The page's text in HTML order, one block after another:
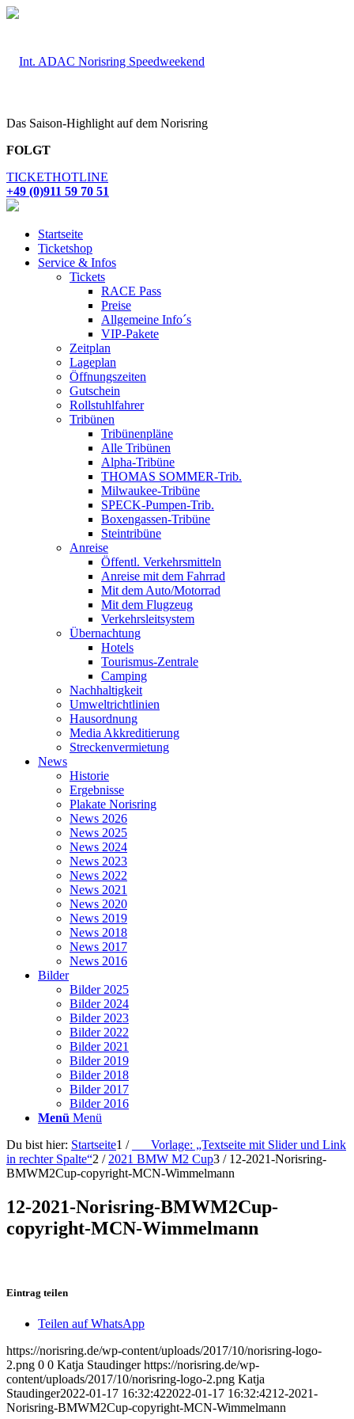
Das Saison-Highlight auf dem Norisring
FOLGT
TICKETHOTLINE
+49 (0)911 59 70 51
Startseite
Ticketshop
Service & Infos
Tickets
RACE Pass
Preise
Allgemeine Info´s
VIP-Pakete
Zeitplan
Lageplan
Öffnungszeiten
Gutschein
Rollstuhlfahrer
Tribünen
Tribünenpläne
Alle Tribünen
Alpha-Tribüne
THOMAS SOMMER-Trib.
Milwaukee-Tribüne
SPECK-Pumpen-Trib.
Boxengassen-Tribüne
Steintribüne
Anreise
Öffentl. Verkehrsmitteln
Anreise mit dem Fahrrad
Mit dem Auto/Motorrad
Mit dem Flugzeug
Verkehrsleitsystem
Übernachtung
Hotels
Tourismus-Zentrale
Camping
Nachhaltigkeit
Umweltrichtlinien
Hausordnung
Media Akkreditierung
Streckenvermietung
News
Historie
Ergebnisse
Plakate Norisring
News 2026
News 2025
News 2024
News 2023
News 2022
News 2021
News 2020
News 2019
News 2018
News 2017
News 2016
Bilder
Bilder 2025
Bilder 2024
Bilder 2023
Bilder 2022
Bilder 2021
Bilder 2019
Bilder 2018
Bilder 2017
Bilder 2016
Menü Menü
Du bist hier: Startseite1 /
___Vorlage: „Textseite mit Slider und Link
in rechter Spalte“2 / 2021 BMW M2 Cup3 / 12-2021-Norisring-
BMWM2Cup-copyright-MCN-Wimmelmann
12-2021-Norisring-BMWM2Cup-
copyright-MCN-Wimmelmann
Eintrag teilen
Teilen auf WhatsApp
https://norisring.de/wp-content/uploads/2017/10/norisring-logo-
2.png 0 0 Katja Staudinger https://norisring.de/wp-
content/uploads/2017/10/norisring-logo-2.png Katja
Staudinger2022-01-17 16:32:422022-01-17 16:32:4212-2021-
Norisring-BMWM2Cup-copyright-MCN-Wimmelmann